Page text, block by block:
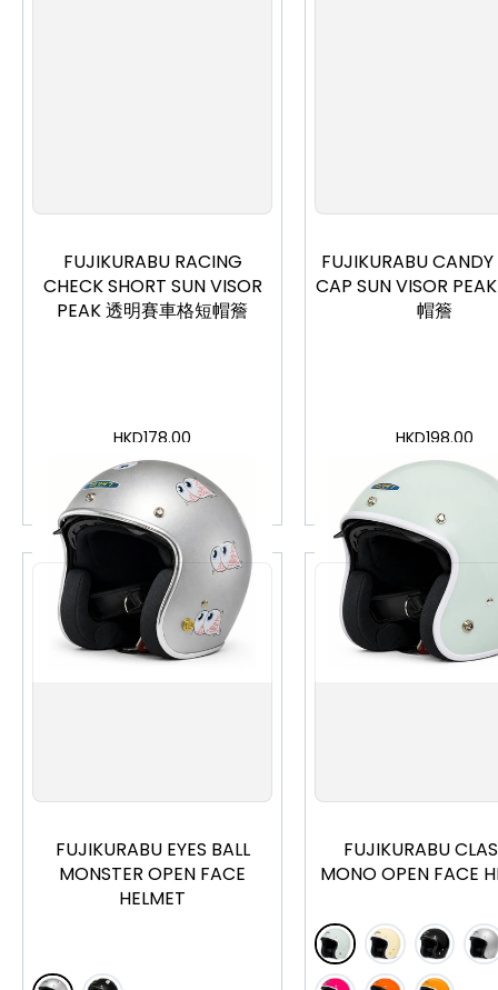
FUJIKURABU RACING
CHECK SHORT SUN VISOR
PEAK 透明賽車格短帽簷
HKD178.00
加入購物車
FUJIKURABU
CAP SUN VISOR
帽簷
HKD198.00
加入購物車
FUJIKURABU EYES BALL
MONSTER OPEN FACE
HELMET
FUJIKURABU
MONO OPEN FACE